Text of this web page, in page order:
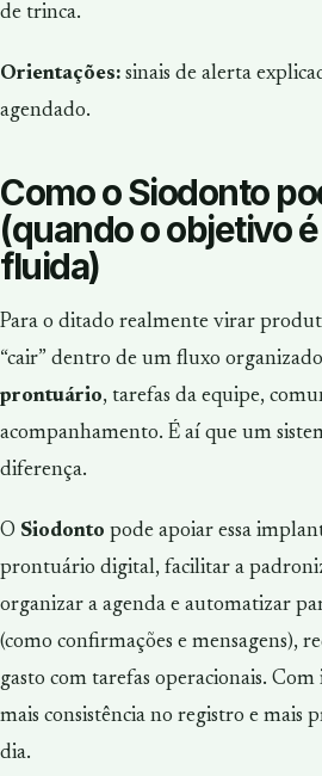
de trinca.
Orientações: sinais de alerta
agendado.
Como o Siodonto
(quando o objetivo
fluida)
Para o ditado realmente virar
“cair” dentro de um fluxo
prontuário, tarefas da equipe,
acompanhamento. É aí que um
diferença.
O Siodonto pode apoiar essa
prontuário digital, facilitar a
organizar a agenda e automatizar
(como confirmações e mensagens),
gasto com tarefas operacionais. Com
mais consistência no registro e mais
dia.